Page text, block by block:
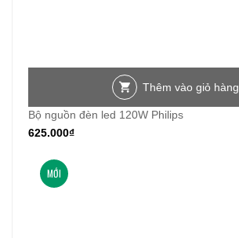
Thêm vào giỏ hàng
Bộ nguồn đèn led 120W Philips
625.000₫
MỚI